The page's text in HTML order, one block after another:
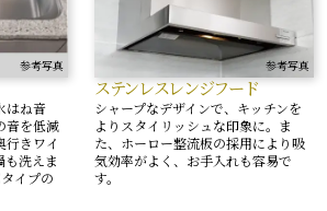
参考写真
はね音
音を低減
行きワイ
も洗えま
イプの
参考写真
ステンレスレンジフード
シャープなデザインで、キッチンを
よりスタイリッシュな印象に。ま
た、ホーロー整流板の採用により吸
気効率がよく、お手入れも容易で
す。